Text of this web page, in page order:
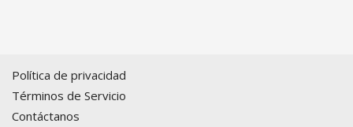
Política de privacidad
Términos de Servicio
Contáctanos